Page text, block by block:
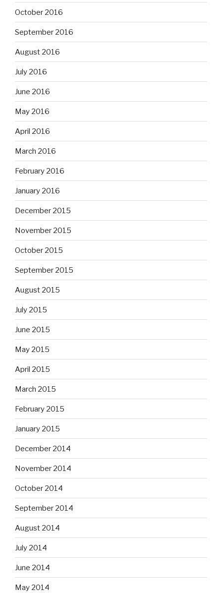
October 2016
September 2016
August 2016
July 2016
June 2016
May 2016
April 2016
March 2016
February 2016
January 2016
December 2015
November 2015
October 2015
September 2015
August 2015
July 2015
June 2015
May 2015
April 2015
March 2015
February 2015
January 2015
December 2014
November 2014
October 2014
September 2014
August 2014
July 2014
June 2014
May 2014